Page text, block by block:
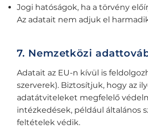
Jogi hatóságok, ha a törvény
Az adatait nem adjuk el
7. Nemzetközi
Adatait az EU-n kívül is
szerverek). Biztosítjuk, hogy az
adatátviteleket megfelelő
intézkedések, például általános
feltételek védik.